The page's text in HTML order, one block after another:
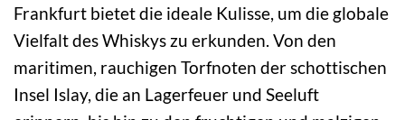
Frankfurt bietet die ideale Kulisse, um die globale
Vielfalt des Whiskys zu erkunden. Von den
maritimen, rauchigen Torfnoten der schottischen
Insel Islay, die an Lagerfeuer und Seeluft